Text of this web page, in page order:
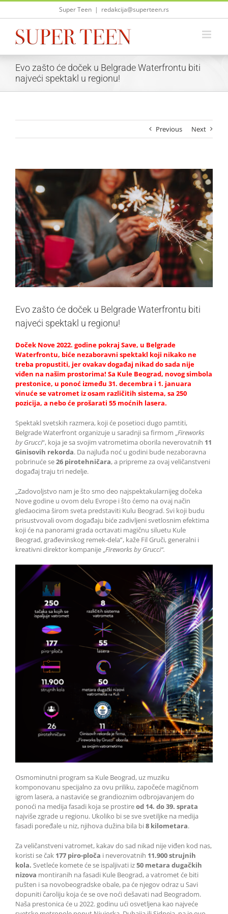
Skip
Super Teen | redakcija@superteen.rs
Evo zašto će doček u Belgrade Waterfrontu biti
najveći spektakl u regionu!
Previous Next
View
Larger
Image
Evo zašto će doček u Belgrade Waterfrontu biti
najveći spektakl u regionu!
Doček Nove 2022. godine pokraj Save, u Belgrade
Waterfrontu, biće nezaboravni spektakl koji nikako ne
treba propustiti, jer ovakav događaj nikad do sada nije
viđen na našim prostorima! Sa Kule Beograd, novog simbola
prestonice, u ponoć između 31. decembra i 1. januara
vinuće se vatromet iz osam različitih sistema, sa 250
pozicija, a nebo će prošarati 55 moćnih lasera.
Spektakl svetskih razmera, koji će posetioci dugo pamtiti,
Belgrade Waterfront organizuje u saradnji sa firmom „Fireworks
by Grucci“, koja je sa svojim vatrometima oborila neverovatnih 11
Ginisovih rekorda. Da najluđa noć u godini bude nezaboravna
pobrinuće se26 pirotehničara, a pripreme za ovaj veličanstveni
događaj traju tri nedelje.
„Zadovoljstvo nam je što smo deo najspektakularnijeg dočeka
Nove godine u ovom delu Evrope i što ćemo na ovaj način
gledaocima širom sveta predstaviti Kulu Beograd. Svi koji budu
prisustvovali ovom događaju biće zadivljeni svetlosnim efektima
koji će na panorami grada ocrtavati magičnu siluetu Kule
Beograd, građevinskog remek-dela”, kaže Fil Gruči, generalni i
kreativni direktor kompanije „Fireworks by Grucci“.
Osmominutni program sa Kule Beograd, uz muziku
komponovanu specijalno za ovu priliku, započeće magičnom
igrom lasera, a nastaviće se grandioznim odbrojavanjem do
ponoći na medija fasadi koja se prostireod 14. do 39. sprata
najviše zgrade u regionu. Ukoliko bi se sve svetiljke na medija
fasadi poređale u niz, njihova dužina bila bi8 kilometara.
Za veličanstveni vatromet, kakav do sad nikad nije viđen kod nas,
koristi se čak 177 piro-ploča i neverovatnih 11.900 strujnih
kola. Svetleće komete će se ispaljivati iz50 metara dugačkih
nizova montiranih na fasadi Kule Beograd, a vatromet će biti
pušten i sa novobeogradske obale, pa će njegov odraz u Savi
dopuniti čaroliju koja će se ove noći dešavati nad Beogradom.
Naša prestonica će u 2022. godinu ući osvetljena kao najveće